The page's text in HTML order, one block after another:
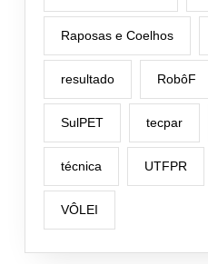
Raposas e Coelhos
resultado RobôF
SulPET tecpar
técnica UTFPR
VÔLEI